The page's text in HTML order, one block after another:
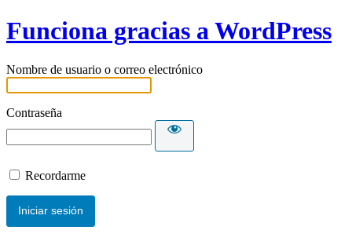
Funciona gracias a WordPress
Nombre de usuario o correo electrónico
Contraseña
Recordarme